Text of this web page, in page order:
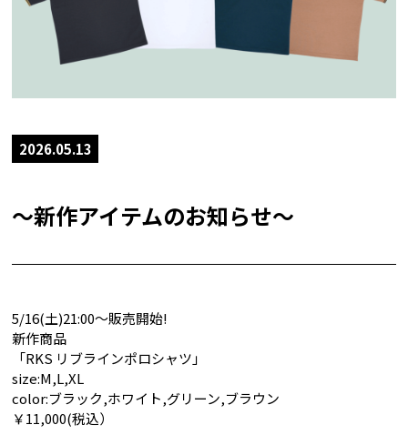
2026.05.13
〜新作アイテムのお知らせ〜
5/16(土)21:00〜販売開始!
新作商品
「RKS リブラインポロシャツ」
size:M,L,XL
color:ブラック,ホワイト,グリーン,ブラウン
￥11,000(税込）